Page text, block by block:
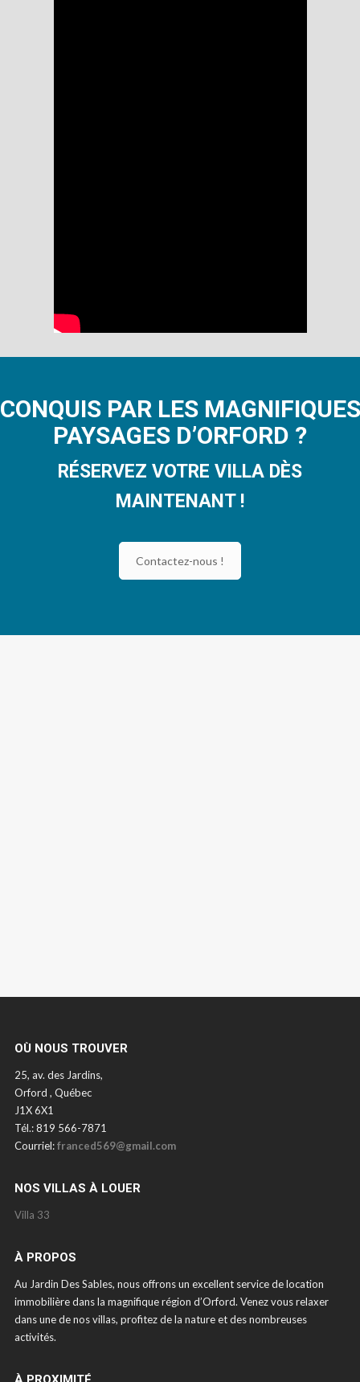
CONQUIS PAR LES MAGNIFIQUES
PAYSAGES D’ORFORD ?
RÉSERVEZ VOTRE VILLA DÈS
MAINTENANT !
Contactez-nous !
OÙ NOUS TROUVER
25, av. des Jardins,
Orford , Québec
J1X 6X1
Tél.: 819 566-7871
Courriel:franced569@gmail.com
NOS VILLAS À LOUER
Villa 33
À PROPOS
Au Jardin Des Sables, nous offrons un excellent service de location
immobilière dans la magnifique région d’Orford. Venez vous relaxer
dans une de nos villas, profitez de la nature et des nombreuses
activités.